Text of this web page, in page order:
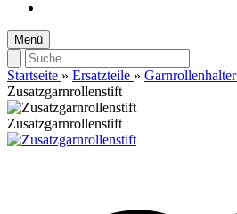
Menü
Startseite » Ersatzteile » Garnrollenhalter
Zusatzgarnrollenstift
Zusatzgarnrollenstift